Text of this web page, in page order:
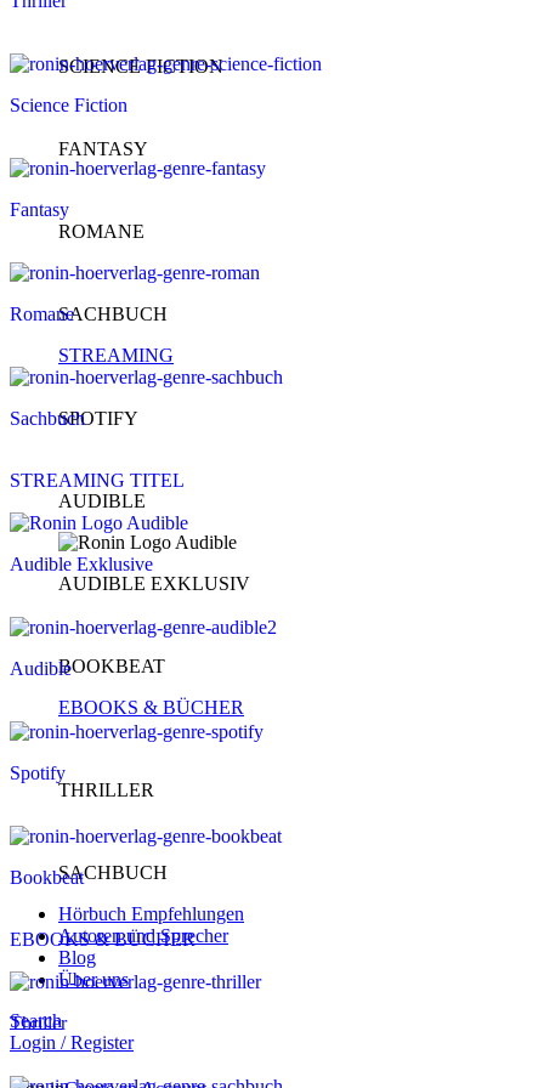
SCIENCE FICTION
FANTASY
ROMANE
SACHBUCH
STREAMING
SPOTIFY
AUDIBLE
AUDIBLE EXKLUSIV
BOOKBEAT
EBOOKS & BÜCHER
THRILLER
SACHBUCH
Hörbuch Empfehlungen
Autoren und Sprecher
Blog
Über uns
Search
Login / Register
Science Fiction
Fantasy
Romane
Sachbuch
STREAMING TITEL
Audible Exklusive
Audible
Spotify
Bookbeat
EBOOKS & BÜCHER
Thriller